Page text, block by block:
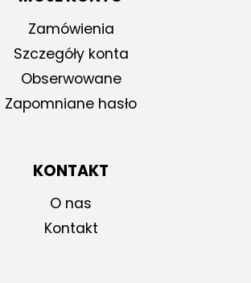
Zamówienia
Szczegóły konta
Obserwowane
Zapomniane hasło
KONTAKT
O nas
Kontakt